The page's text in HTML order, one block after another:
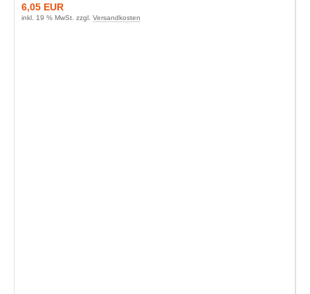
6,05 EUR
inkl. 19 % MwSt. zzgl. Versandkosten